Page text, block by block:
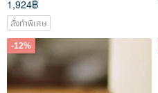
1,924฿
สั่งทำพิเศษ
-12%